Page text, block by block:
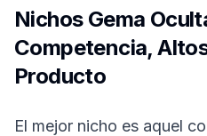
Nichos Gema
Competencia,
Producto
El mejor nicho es aquel